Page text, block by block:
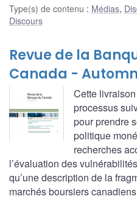
Type(s) de contenu : Médias,
Discours
Revue de la
Canada -
Cette
processus
pour prendre
politique
recherches
l’évaluation des
qu’une description de la
marchés boursiers